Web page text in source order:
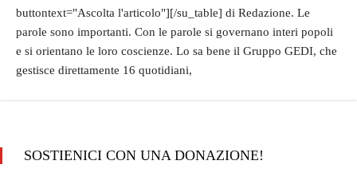
buttontext="Ascolta l'articolo"][/su_table] di Redazione. Le
parole sono importanti. Con le parole si governano interi popoli
e si orientano le loro coscienze. Lo sa bene il Gruppo GEDI, che
gestisce direttamente 16 quotidiani,
SOSTIENICI CON UNA DONAZIONE!